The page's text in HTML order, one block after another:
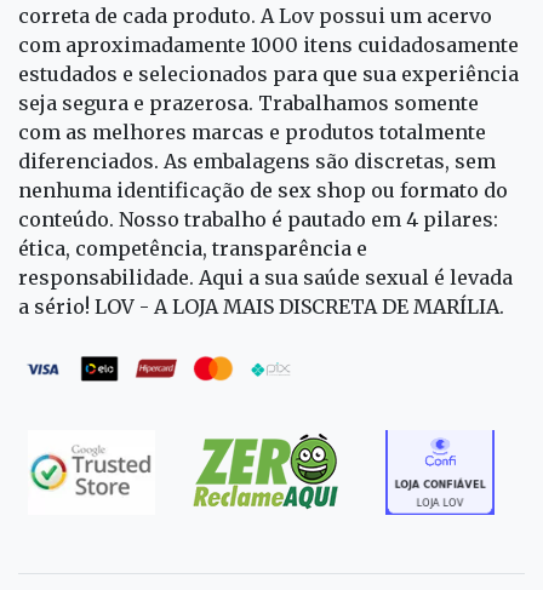
correta de cada produto. A Lov possui um acervo
com aproximadamente 1000 itens cuidadosamente
estudados e selecionados para que sua experiência
seja segura e prazerosa. Trabalhamos somente
com as melhores marcas e produtos totalmente
diferenciados. As embalagens são discretas, sem
nenhuma identificação de sex shop ou formato do
conteúdo. Nosso trabalho é pautado em 4 pilares:
ética, competência, transparência e
responsabilidade. Aqui a sua saúde sexual é levada
a sério! LOV - A LOJA MAIS DISCRETA DE MARÍLIA.